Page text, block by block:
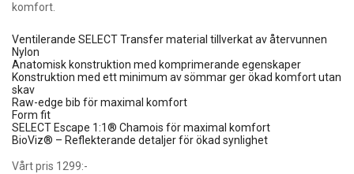
komfort.
Ventilerande SELECT Transfer material tillverkat av återvunnen
Nylon
Anatomisk konstruktion med komprimerande egenskaper
Konstruktion med ett minimum av sömmar ger ökad komfort utan
skav
Raw-edge bib för maximal komfort
Form fit
SELECT Escape 1:1® Chamois för maximal komfort
BioViz® – Reflekterande detaljer för ökad synlighet
Vårt pris 1299:-